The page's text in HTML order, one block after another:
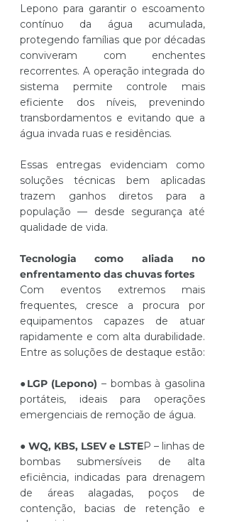
Lepono para garantir o escoamento
contínuo da água acumulada,
protegendo famílias que por décadas
conviveram com enchentes
recorrentes. A operação integrada do
sistema permite controle mais
eficiente dos níveis, prevenindo
transbordamentos e evitando que a
água invada ruas e residências.
Essas entregas evidenciam como
soluções técnicas bem aplicadas
trazem ganhos diretos para a
população — desde segurança até
qualidade de vida.
Tecnologia como aliada no
enfrentamento das chuvas fortes
Com eventos extremos mais
frequentes, cresce a procura por
equipamentos capazes de atuar
rapidamente e com alta durabilidade.
Entre as soluções de destaque estão:
●LGP (Lepono) – bombas à gasolina
portáteis, ideais para operações
emergenciais de remoção de água.
● WQ, KBS, LSEV e LSTEP – linhas de
bombas submersíveis de alta
eficiência, indicadas para drenagem
de áreas alagadas, poços de
contenção, bacias de retenção e